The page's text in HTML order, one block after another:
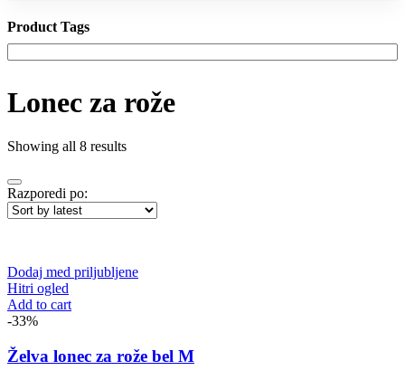
Product Tags
Lonec za rože
Showing all 8 results
Razporedi po:
Dodaj med priljubljene
Hitri ogled
Add to cart
-33%
Želva lonec za rože bel M